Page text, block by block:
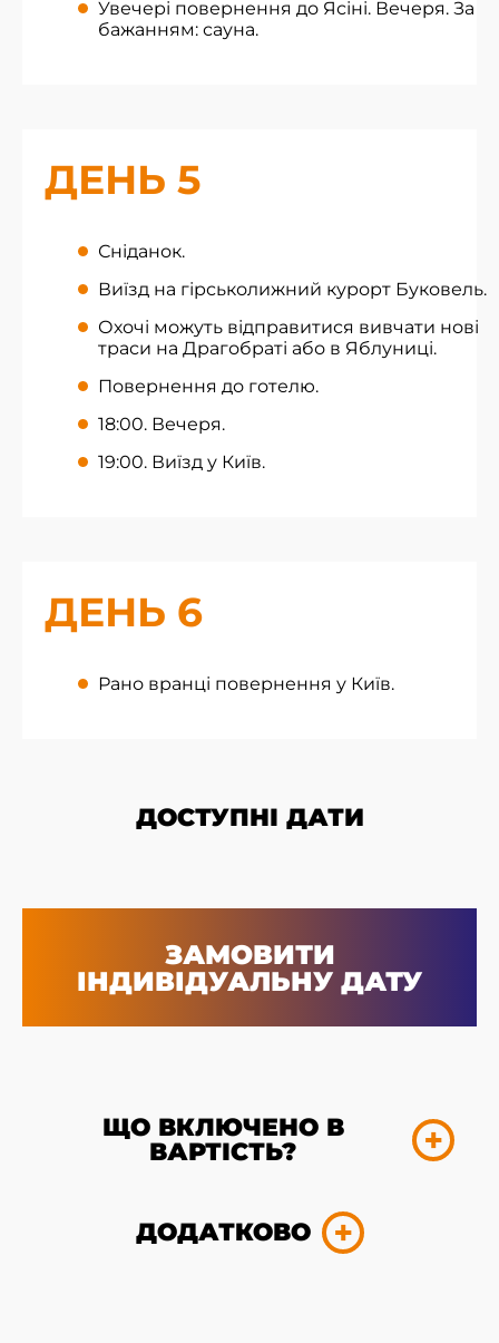
Увечері повернення до Ясіні. Вечеря. За
бажанням: сауна.
ДЕНЬ 5
Сніданок.
Виїзд на гірськолижний курорт Буковель.
Охочі можуть відправитися вивчати нові
траси на Драгобраті або в Яблуниці.
Повернення до готелю.
18:00. Вечеря.
19:00. Виїзд у Київ.
ДЕНЬ 6
Рано вранці повернення у Київ.
ДОСТУПНІ ДАТИ
ЗАМОВИТИ
ІНДИВІДУАЛЬНУ ДАТУ
ЩО ВКЛЮЧЕНО В
ВАРТІСТЬ?
ДОДАТКОВО